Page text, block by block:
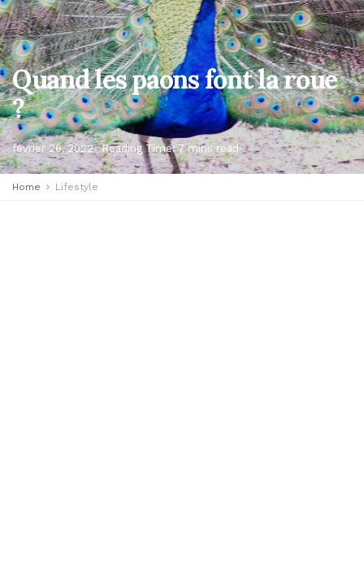
Quand les paons font la roue
?
février 26, 2022 Reading Time: 7 mins read
Home Lifestyle